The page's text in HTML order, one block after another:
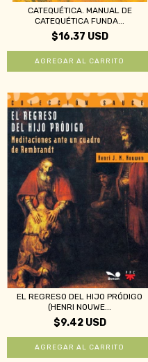
CATEQUÉTICA. MANUAL DE
CATEQUÉTICA FUNDA...
$16.37 USD
EL REGRESO DEL HIJO PRÓDIGO
(HENRI NOUWE...
$9.42 USD